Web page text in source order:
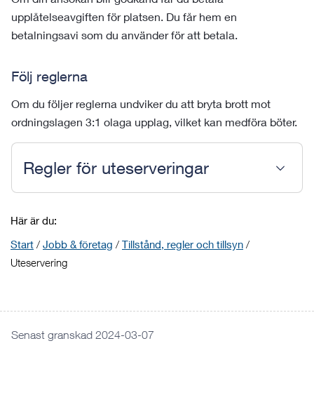
upplåtelseavgiften för platsen. Du får hem en
betalningsavi som du använder för att betala.
Följ reglerna
Om du följer reglerna undviker du att bryta brott mot
ordningslagen 3:1 olaga upplag, vilket kan medföra böter.
Regler för uteserveringar
Här är du:
Start / Jobb & företag / Tillstånd, regler och tillsyn /
Uteservering
Senast granskad 2024-03-07